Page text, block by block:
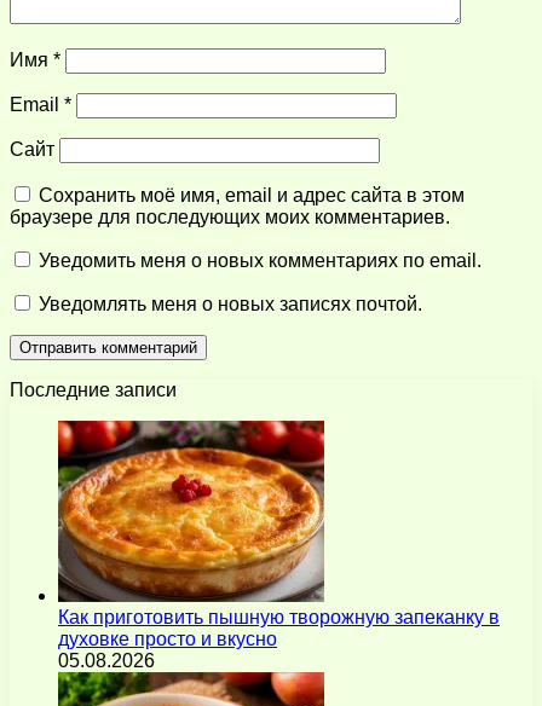
Имя *
Email *
Сайт
Сохранить моё имя, email и адрес сайта в этом
браузере для последующих моих комментариев.
Уведомить меня о новых комментариях по email.
Уведомлять меня о новых записях почтой.
Последние записи
Как приготовить пышную творожную запеканку в
духовке просто и вкусно
05.08.2026